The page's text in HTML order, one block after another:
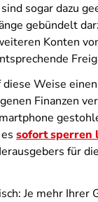
sogar dazu
gebündelt
Konten
Weise
Finanzen
sofort sperren
für
Je mehr Ihrer